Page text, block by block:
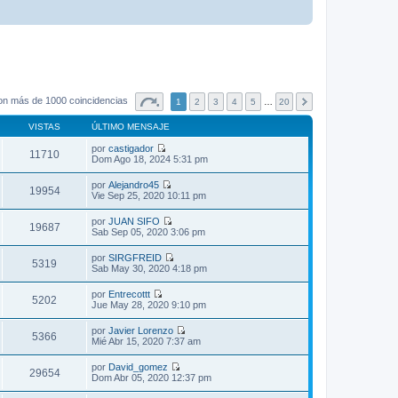
más de 1000 coincidencias 1 2 3 4 5 20
VISTAS ÚLTIMO MENSAJE
11710 por castigador
V
r
ú
t
i
m
m
e
n
s
j
e
Dom Ago 18, 2024 5:31 pm
19954 por Alejandro45
V
l
t
i
m
e
n
s
a
j
e
Vie Sep 25, 2020 10:11 pm
19687 por JUAN SIFO
V
ú
l
t
m
m
e
n
s
a
j
e
Sab Sep 05, 2020 3:06 pm
5319 por SIRGFREID
V
l
t
m
m
e
n
s
Sab May 30, 2020 4:18 pm
5202 por Entrecottt
V
ú
l
t
i
m
Jue May 28, 2020 9:10 pm
5366 por Javier Lorenzo
V
l
t
Mié Abr 15, 2020 7:37 am
29654 por David_gomez
V
Dom Abr 05, 2020 12:37 pm